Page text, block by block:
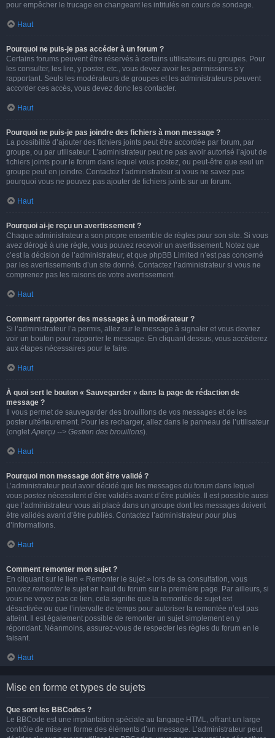
pour empêcher le trucage en changeant les intitulés en cours de sondage.
Haut
Pourquoi ne puis-je pas accéder à un forum ?
Certains forums peuvent être réservés à certains utilisateurs ou groupes. Pour
les consulter, les lire, y poster, etc., vous devez avoir les permissions s’y
rapportant. Seuls les modérateurs de groupes et les administrateurs peuvent
accorder ces accès, vous devez donc les contacter.
Haut
Pourquoi ne puis-je pas joindre des fichiers à mon message ?
La possibilité d’ajouter des fichiers joints peut être accordée par forum, par
groupe, ou par utilisateur. L’administrateur peut ne pas avoir autorisé l’ajout de
fichiers joints pour le forum dans lequel vous postez, ou peut-être que seul un
groupe peut en joindre. Contactez l’administrateur si vous ne savez pas
pourquoi vous ne pouvez pas ajouter de fichiers joints sur un forum.
Haut
Pourquoi ai-je reçu un avertissement ?
Chaque administrateur a son propre ensemble de règles pour son site. Si vous
avez dérogé à une règle, vous pouvez recevoir un avertissement. Notez que
c’est la décision de l’administrateur, et que phpBB Limited n’est pas concerné
par les avertissements d’un site donné. Contactez l’administrateur si vous ne
comprenez pas les raisons de votre avertissement.
Haut
Comment rapporter des messages à un modérateur ?
Si l’administrateur l’a permis, allez sur le message à signaler et vous devriez
voir un bouton pour rapporter le message. En cliquant dessus, vous accéderez
aux étapes nécessaires pour le faire.
Haut
À quoi sert le bouton « Sauvegarder » dans la page de rédaction de
message ?
Il vous permet de sauvegarder des brouillons de vos messages et de les
poster ultérieurement. Pour les recharger, allez dans le panneau de l’utilisateur
(ongletAperçu --> Gestion des brouillons).
Haut
Pourquoi mon message doit être validé ?
L’administrateur peut avoir décidé que les messages du forum dans lequel
vous postez nécessitent d’être validés avant d’être publiés. Il est possible aussi
que l’administrateur vous ait placé dans un groupe dont les messages doivent
être validés avant d’être publiés. Contactez l’administrateur pour plus
d’informations.
Haut
Comment remonter mon sujet ?
En cliquant sur le lien « Remonter le sujet » lors de sa consultation, vous
pouvez remonterle sujet en haut du forum sur la première page. Par ailleurs, si
vous ne voyez pas ce lien, cela signifie que la remontée de sujet est
désactivée ou que l’intervalle de temps pour autoriser la remontée n’est pas
atteint. Il est également possible de remonter un sujet simplement en y
répondant. Néanmoins, assurez-vous de respecter les règles du forum en le
faisant.
Haut
Mise en forme et types de sujets
Que sont les BBCodes ?
Le BBCode est une implantation spéciale au langage HTML, offrant un large
contrôle de mise en forme des éléments d’un message. L’administrateur peut